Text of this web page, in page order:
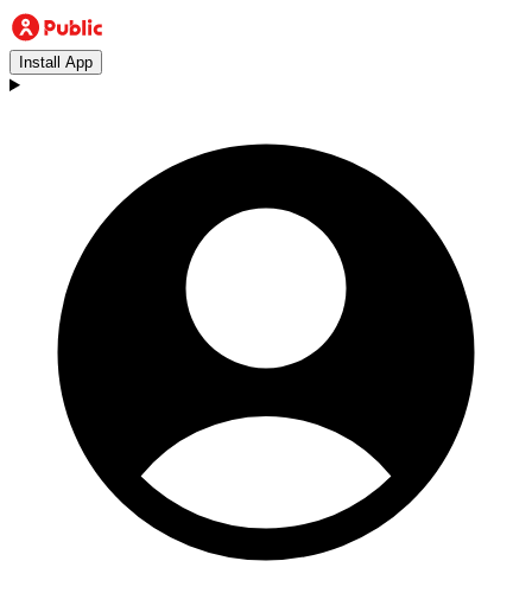
Install App